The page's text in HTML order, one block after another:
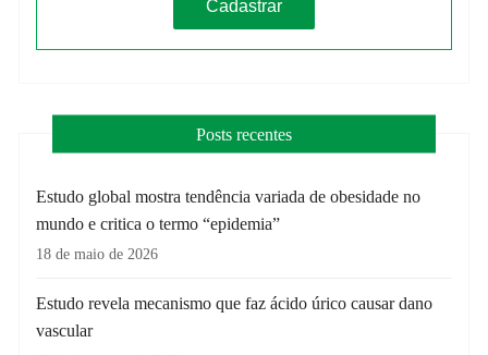
Posts recentes
Estudo global mostra tendência variada de obesidade no
mundo e critica o termo “epidemia”
18 de maio de 2026
Estudo revela mecanismo que faz ácido úrico causar dano
vascular